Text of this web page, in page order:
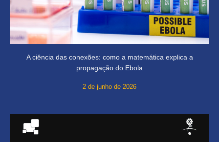
A ciência das conexões: como a matemática explica a
propagação do Ebola
2 de junho de 2026